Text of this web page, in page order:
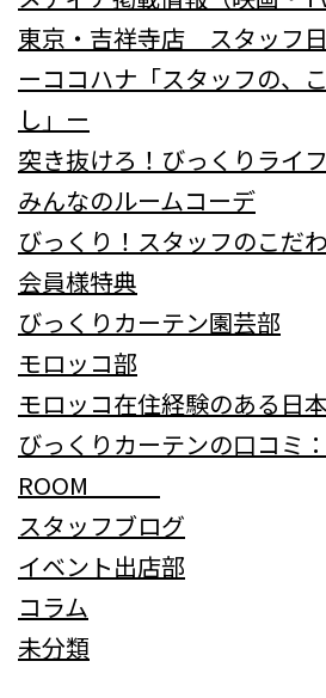
東京・吉祥寺店 スタッフ
ーココハナ「スタッフの、
し」ー
突き抜けろ！びっくりライフ
みんなのルームコーデ
びっくり！スタッフのこだ
会員様特典
びっくりカーテン園芸部
モロッコ部
モロッコ在住経験のある日
びっくりカーテンの口コミ：
ROOM
スタッフブログ
イベント出店部
コラム
未分類